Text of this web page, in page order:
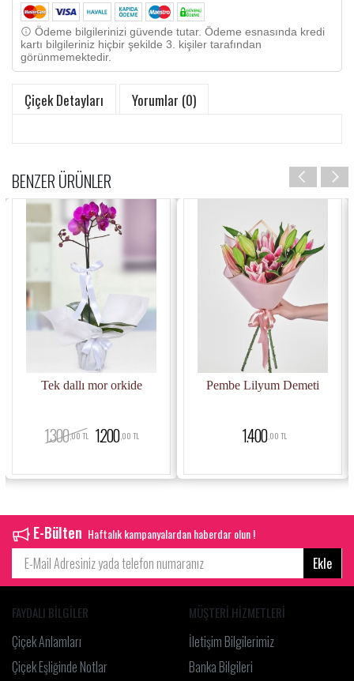
Ödeme bilgilerinizi güvende tutar. Ödeme esnasında kredi
kartı bilgileriniz hiçbir şekilde 3. kişiler tarafından
görünmemektedir.
Çiçek Detayları Yorumlar (0)
BENZER ÜRÜNLER
Tek dallı mor orkide
1.300,00 TL 1.200,00 TL
Pembe Lilyum Demeti
1.400 ,00 TL
E-Bülten Haftalık kampanyalardan haberdar olun !
Ekle
FAYDALI BİLGİLER
Çiçek Anlamları
Çiçek Eşliğinde Notlar
MÜŞTERİ HİZMETLERİ
İletişim Bilgilerimiz
Banka Bilgileri